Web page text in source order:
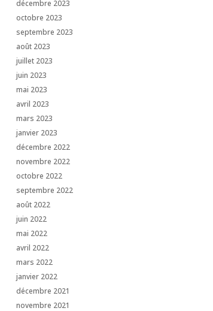
décembre 2023
octobre 2023
septembre 2023
août 2023
juillet 2023
juin 2023
mai 2023
avril 2023
mars 2023
janvier 2023
décembre 2022
novembre 2022
octobre 2022
septembre 2022
août 2022
juin 2022
mai 2022
avril 2022
mars 2022
janvier 2022
décembre 2021
novembre 2021